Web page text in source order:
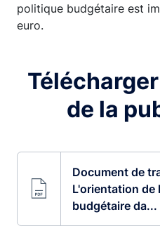
politique budgétaire est
euro.
de la
Document de
L'orientation de
budgétaire da...